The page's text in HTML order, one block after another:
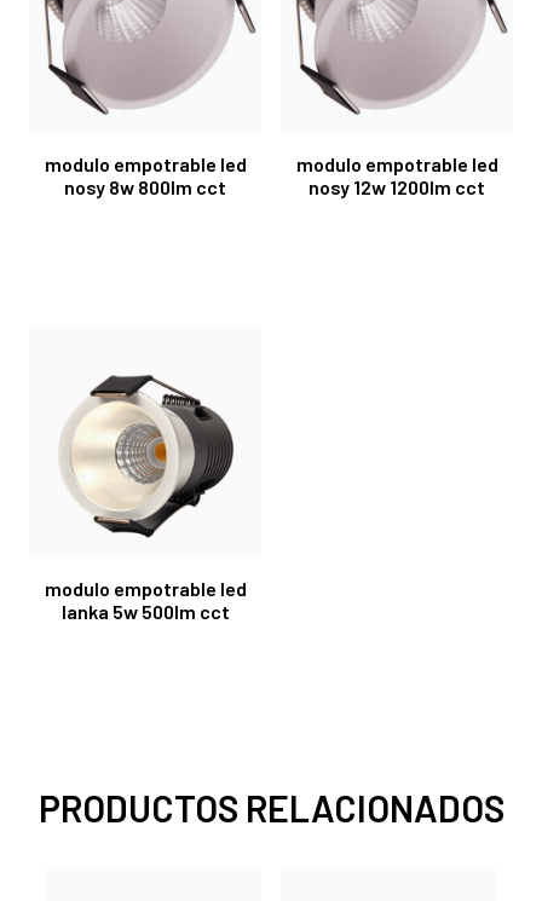
modulo empotrable led
nosy 8w 800lm cct
modulo empotrable led
nosy 12w 1200lm cct
modulo empotrable led
lanka 5w 500lm cct
PRODUCTOS RELACIONADOS